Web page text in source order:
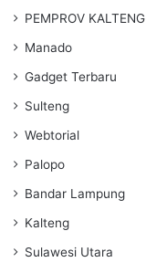
PEMPROV KALTENG
Manado
Gadget Terbaru
Sulteng
Webtorial
Palopo
Bandar Lampung
Kalteng
Sulawesi Utara